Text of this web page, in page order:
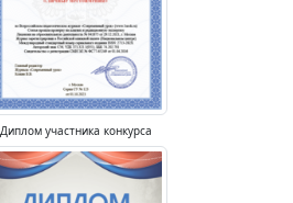
Диплом участника конкурса